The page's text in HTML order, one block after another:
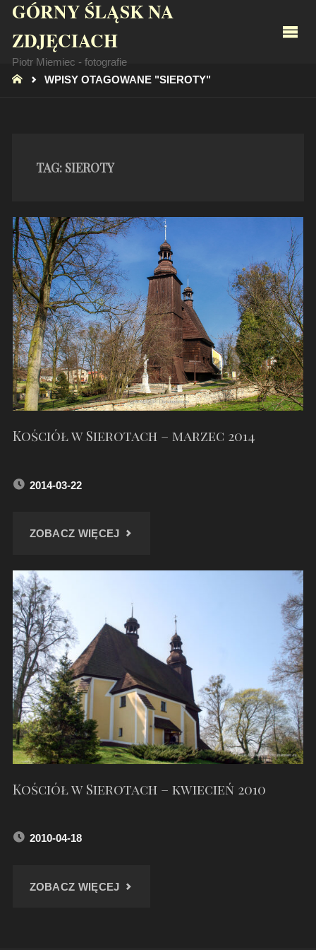
GÓRNY ŚLĄSK NA
ZDJĘCIACH
Piotr Miemiec - fotografie
STRONA
WPISY OTAGOWANE "SIEROTY"
TAG: SIEROTY
Kościół w Sierotach – marzec 2014
2014-03-22
ZOBACZ WIĘCEJ"KOŚCIÓŁ
SIEROTACH
–
MARZEC
2014"
Kościół w Sierotach – kwiecień 2010
2010-04-18
ZOBACZ WIĘCEJ"KOŚCIÓŁ